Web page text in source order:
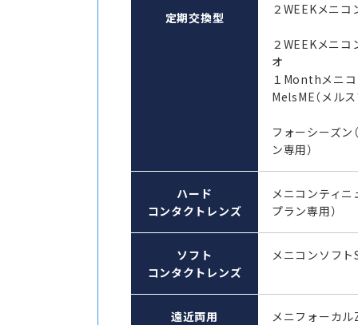
定期交換型
２WEEKメニ
２WEEKメニ
オ
１Monthメニ
MelsME（メル
フォーシーズン
ン専用）
ハード
コンタクトレンズ
メニコンティニ
プラン専用）
ソフト
コンタクトレンズ
メニコンソフト
遠近両用 メニフォーカル